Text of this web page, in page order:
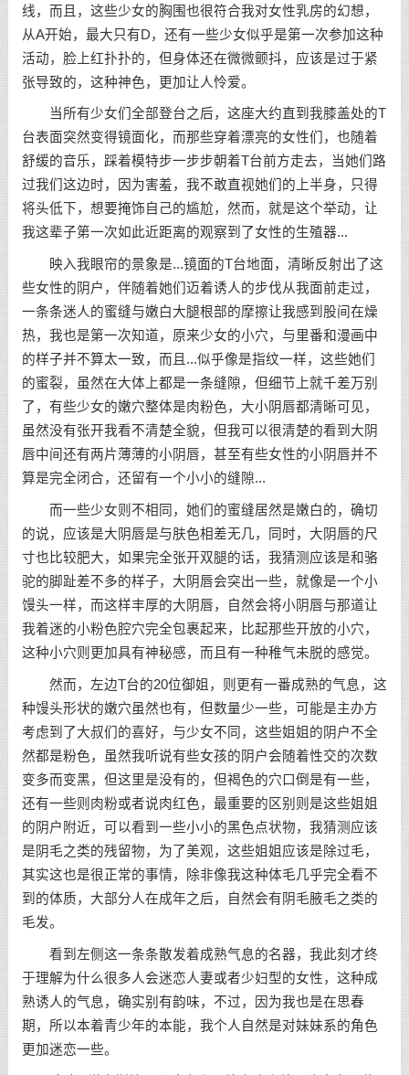
线，而且，这些少女的胸围也很符合我对女性乳房的幻想，
从A开始，最大只有D，还有一些少女似乎是第一次参加这种
活动，脸上红扑扑的，但身体还在微微颤抖，应该是过于紧
张导致的，这种神色，更加让人怜爱。
当所有少女们全部登台之后，这座大约直到我膝盖处的T
台表面突然变得镜面化，而那些穿着漂亮的女性们，也随着
舒缓的音乐，踩着模特步一步步朝着T台前方走去，当她们路
过我们这边时，因为害羞，我不敢直视她们的上半身，只得
将头低下，想要掩饰自己的尴尬，然而，就是这个举动，让
我这辈子第一次如此近距离的观察到了女性的生殖器...
映入我眼帘的景象是...镜面的T台地面，清晰反射出了这
些女性的阴户，伴随着她们迈着诱人的步伐从我面前走过，
一条条迷人的蜜缝与嫩白大腿根部的摩擦让我感到股间在燥
热，我也是第一次知道，原来少女的小穴，与里番和漫画中
的样子并不算太一致，而且...似乎像是指纹一样，这些她们
的蜜裂，虽然在大体上都是一条缝隙，但细节上就千差万别
了，有些少女的嫩穴整体是肉粉色，大小阴唇都清晰可见，
虽然没有张开我看不清楚全貌，但我可以很清楚的看到大阴
唇中间还有两片薄薄的小阴唇，甚至有些女性的小阴唇并不
算是完全闭合，还留有一个小小的缝隙...
而一些少女则不相同，她们的蜜缝居然是嫩白的，确切
的说，应该是大阴唇是与肤色相差无几，同时，大阴唇的尺
寸也比较肥大，如果完全张开双腿的话，我猜测应该是和骆
驼的脚趾差不多的样子，大阴唇会突出一些，就像是一个小
馒头一样，而这样丰厚的大阴唇，自然会将小阴唇与那道让
我着迷的小粉色腔穴完全包裹起来，比起那些开放的小穴，
这种小穴则更加具有神秘感，而且有一种稚气未脱的感觉。
然而，左边T台的20位御姐，则更有一番成熟的气息，这
种馒头形状的嫩穴虽然也有，但数量少一些，可能是主办方
考虑到了大叔们的喜好，与少女不同，这些姐姐的阴户不全
然都是粉色，虽然我听说有些女孩的阴户会随着性交的次数
变多而变黑，但这里是没有的，但褐色的穴口倒是有一些，
还有一些则肉粉或者说肉红色，最重要的区别则是这些姐姐
的阴户附近，可以看到一些小小的黑色点状物，我猜测应该
是阴毛之类的残留物，为了美观，这些姐姐应该是除过毛，
其实这也是很正常的事情，除非像我这种体毛几乎完全看不
到的体质，大部分人在成年之后，自然会有阴毛腋毛之类的
毛发。
看到左侧这一条条散发着成熟气息的名器，我此刻才终
于理解为什么很多人会迷恋人妻或者少妇型的女性，这种成
熟诱人的气息，确实别有韵味，不过，因为我也是在思春
期，所以本着青少年的本能，我个人自然是对妹妹系的角色
更加迷恋一些。